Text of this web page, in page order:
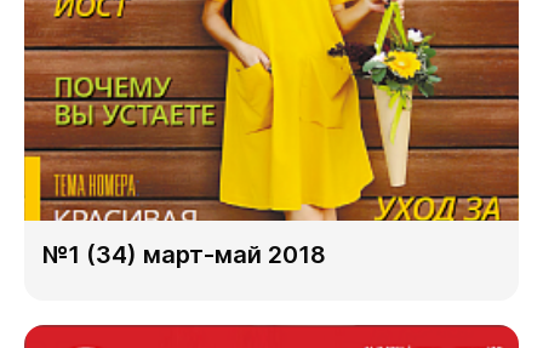
№1 (34) март-май 2018